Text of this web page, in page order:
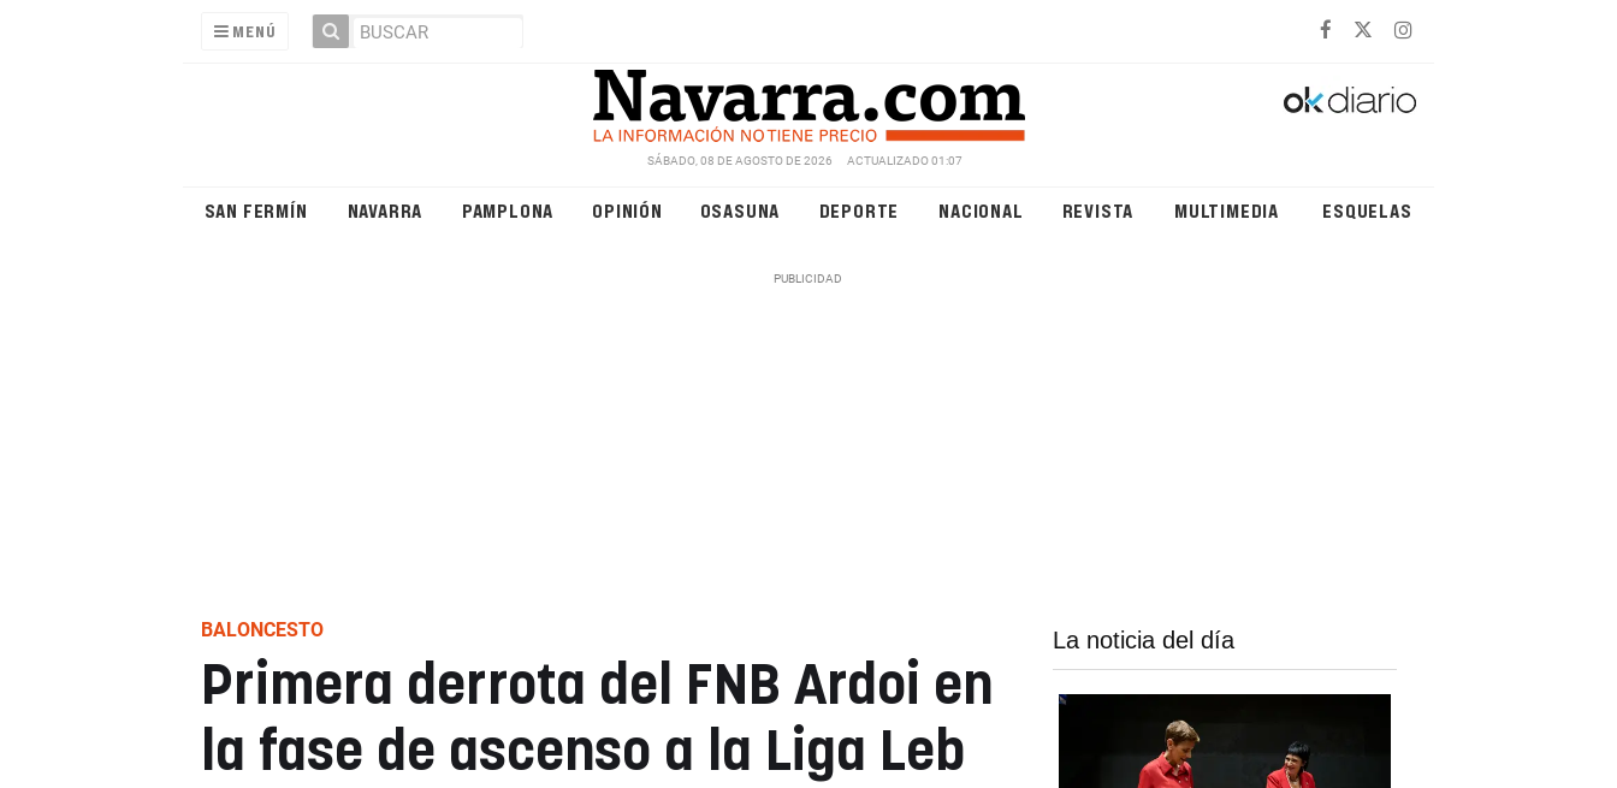
MENÚ
SÁBADO, 08 DE AGOSTO DE 2026 ACTUALIZADO 01:07
SAN FERMÍN NAVARRA PAMPLONA OPINIÓN OSASUNA DEPORTE NACIONAL REVISTA MULTIMEDIA ESQUELAS
BALONCESTO
Primera derrota del FNB Ardoi en
la fase de ascenso a la Liga Leb
La noticia del día